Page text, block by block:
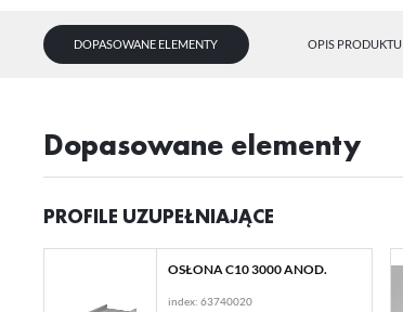
DOPASOWANE ELEMENTY OPIS PRODUKTU
dopasowane elementy
PROFILE UZUPEŁNIAJĄCE
OSŁONA C10 3000 ANOD.
index: 63740020